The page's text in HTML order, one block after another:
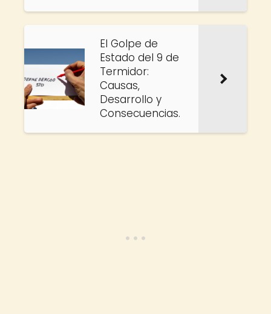
El Golpe de
Estado del 9 de
Termidor:
Causas,
Desarrollo y
Consecuencias.